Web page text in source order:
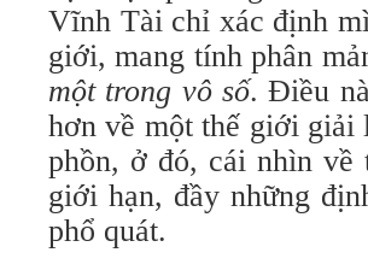
Vĩnh Tài chỉ xác định
giới, mang tính phân
một trong vô số. Điều
hơn về một thế giới giải
phồn, ở đó, cái nhìn
giới hạn, đầy những
phổ quát.